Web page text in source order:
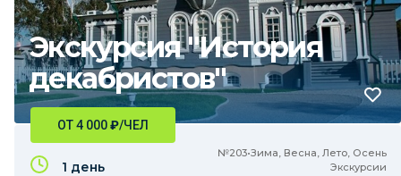
Экскурсия "История
декабристов"
№203•Зима, Весна, Лето, Осень
Экскурсии
ОТ 4 000₽/ЧЕЛ
1 день